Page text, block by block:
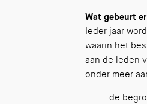
Wat gebeurt
Ieder jaar
waarin het
aan de leden
onder meer
de